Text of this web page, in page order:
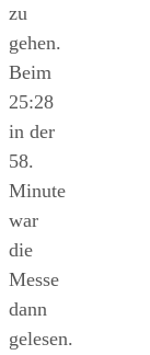
zu
gehen.
Beim
25:28
in der
58.
Minute
war
die
Messe
dann
gelesen.